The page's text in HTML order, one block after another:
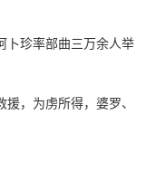
卜珍率部曲三万余人举
，为虏所得，婆罗、